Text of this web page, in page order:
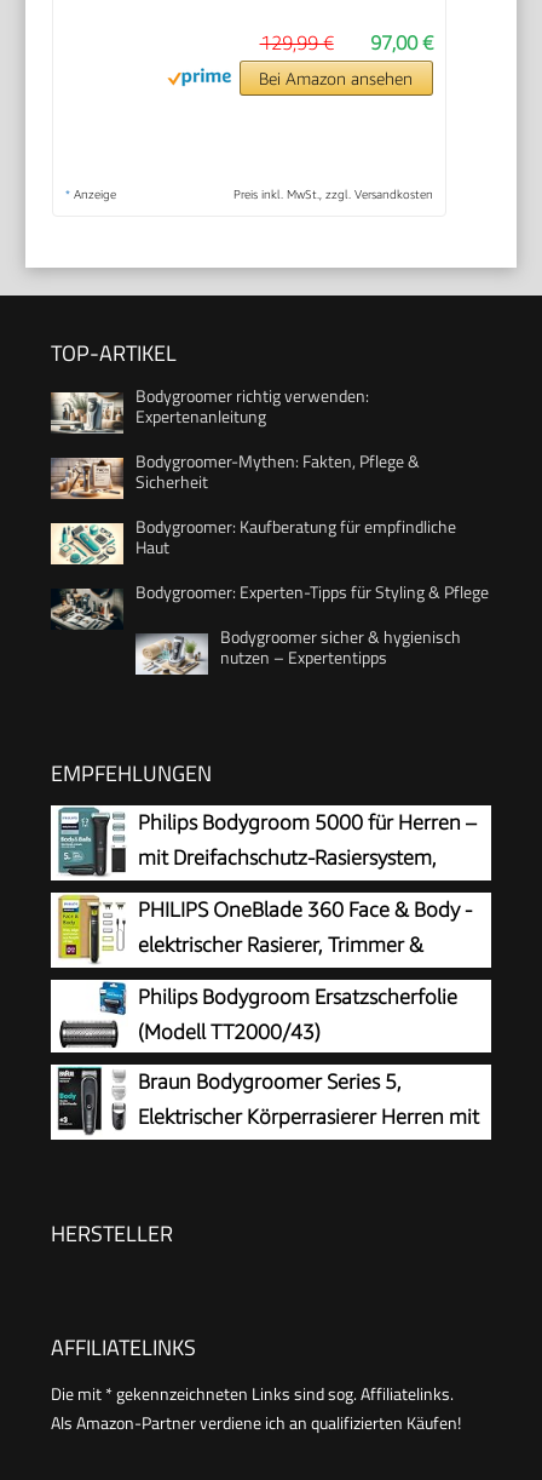
97,00 €
129,99 €
Bei Amazon ansehen
* Anzeige Preis inkl. MwSt., zzgl. Versandkosten
TOP-ARTIKEL
Bodygroomer richtig verwenden:
Expertenanleitung
Bodygroomer-Mythen: Fakten, Pflege &
Sicherheit
Bodygroomer: Kaufberatung für empfindliche
Haut
Bodygroomer: Experten-Tipps für Styling & Pflege
Bodygroomer sicher & hygienisch
nutzen – Expertentipps
EMPFEHLUNGEN
Philips Bodygroom 5000 für Herren –
mit Dreifachschutz-Rasiersystem,
elektrisch trimmen und rasieren im
Intimbereich, klappbarer Rückenaufsatz, 100%
duschfest, 100 Min. Laufzeit, Modell BG5480/15
PHILIPS OneBlade 360 Face & Body -
elektrischer Rasierer, Trimmer &
Bodygroomer, 3x 360 Klingen, 3x
Trimmaufsätze (1/3/5 mm), 2x Körperaufsätze,
Nass- & Trockenrasur für Gesicht & Körper
(QP2824/31)
Philips Bodygroom Ersatzscherfolie
(Modell TT2000/43)
Braun Bodygroomer Series 5,
Elektrischer Körperrasierer Herren mit
Wasserdichter Körperhaartrimmer, BG5340,
HERSTELLER
AFFILIATELINKS
Die mit * gekennzeichneten Links sind sog. Affiliatelinks.
Als Amazon-Partner verdiene ich an qualifizierten Käufen!